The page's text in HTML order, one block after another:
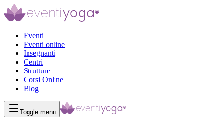
Eventi
Eventi online
Insegnanti
Centri
Strutture
Corsi Online
Blog
Toggle menu